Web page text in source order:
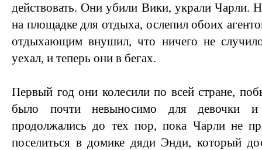
действовать. Они убили Вики, украли Чарли.
на площадке для отдыха, ослепил обоих
отдыхающим внушил, что ничего не
уехал, и теперь они в бегах.
Первый год они колесили по всей стране,
было почти невыносимо для девочки
продолжались до тех пор, пока Чарли не
поселиться в домике дяди Энди, который